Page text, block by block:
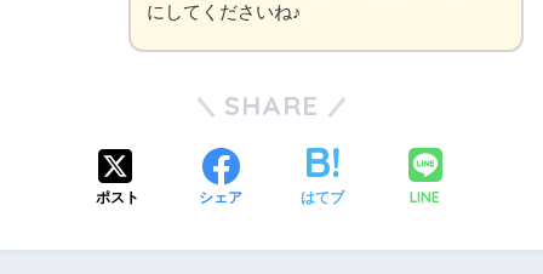
にしてくださいね♪
SHARE
ポスト シェア はてブ LINE